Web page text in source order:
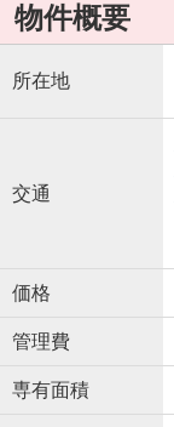
物件概要
所在地
交通
価格
管理費
専有面積